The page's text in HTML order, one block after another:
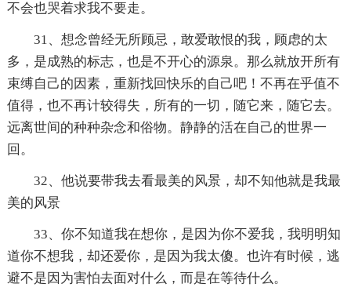
不会也哭着求我不要走。
31、想念曾经无所顾忌，敢爱敢恨的我，顾虑的太
多，是成熟的标志，也是不开心的源泉。那么就放开所有
束缚自己的因素，重新找回快乐的自己吧！不再在乎值不
值得，也不再计较得失，所有的一切，随它来，随它去。
远离世间的种种杂念和俗物。静静的活在自己的世界一
回。
32、他说要带我去看最美的风景，却不知他就是我最
美的风景
33、你不知道我在想你，是因为你不爱我，我明明知
道你不想我，却还爱你，是因为我太傻。也许有时候，逃
避不是因为害怕去面对什么，而是在等待什么。